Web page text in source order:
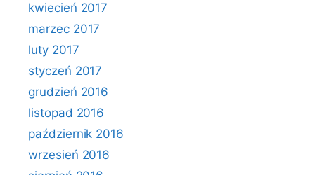
kwiecień 2017
marzec 2017
luty 2017
styczeń 2017
grudzień 2016
listopad 2016
październik 2016
wrzesień 2016